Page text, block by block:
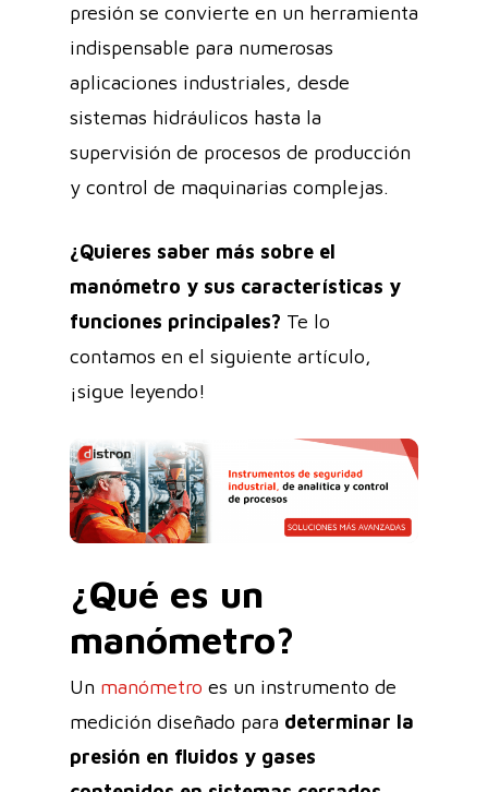
presión se convierte en un herramienta
indispensable para numerosas
aplicaciones industriales, desde
sistemas hidráulicos hasta la
supervisión de procesos de producción
y control de maquinarias complejas.
¿Quieres saber más sobre el
manómetro y sus características y
funciones principales? Te lo
contamos en el siguiente artículo,
¡sigue leyendo!
¿Qué es un
manómetro?
Un manómetro es un instrumento de
medición diseñado para determinar la
presión en fluidos y gases